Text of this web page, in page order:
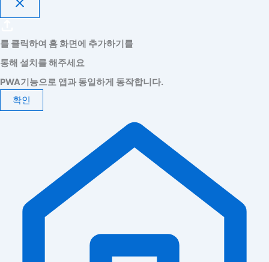
를 클릭하여 홈 화면에 추가하기를
통해 설치를 해주세요
PWA기능으로 앱과 동일하게 동작합니다.
확인